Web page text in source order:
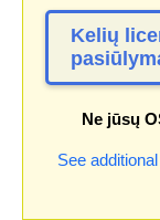
Kelių
Ne jūsų
See